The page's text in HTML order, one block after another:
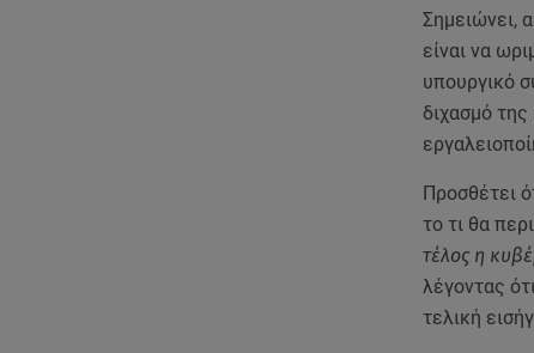
Σημειώνει,
είναι να
υπουργικό
διχασμό
Προσθέτει
το τι θα
τέλος η
λέγοντας
τελική